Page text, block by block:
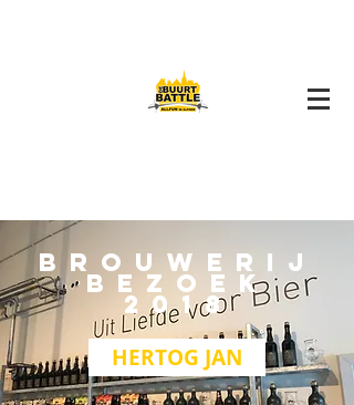
BROUWERIJ
BEZOEK
2018
HERTOG JAN